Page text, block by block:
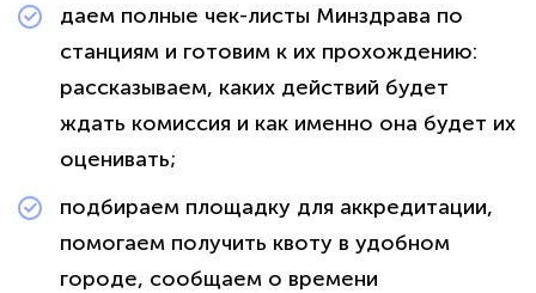
даем полные чек-листы Минздрава по
станциям и готовим к их прохождению:
рассказываем, каких действий будет
ждать комиссия и как именно она будет их
оценивать;
подбираем площадку для аккредитации,
помогаем получить квоту в удобном
городе, сообщаем о времени